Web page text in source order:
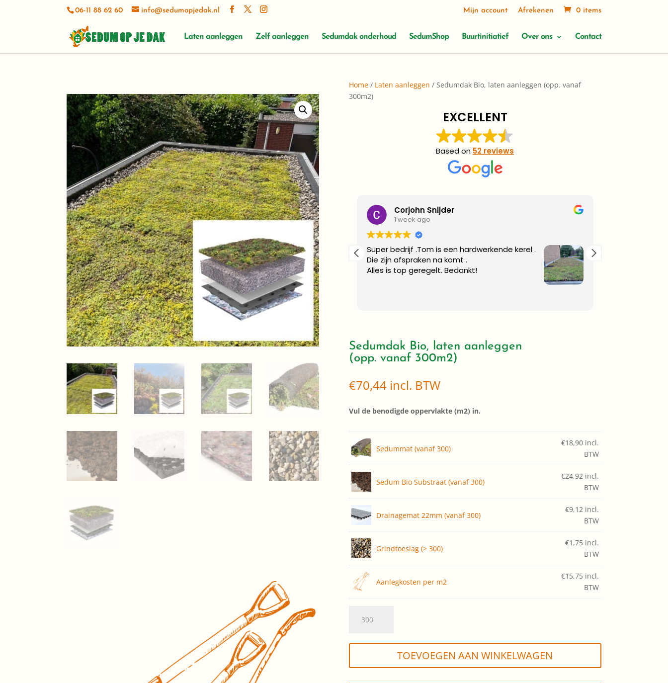
06-11 88 62 60 info@sedumopjedak.nl Mijn account Afrekenen 0 items
Laten aanleggen Zelf aanleggen Sedumdak onderhoud SedumShop Buurtinitiatief Over ons Contact
Home/ Laten aanleggen / Sedumdak Bio, laten aanleggen (opp. vanaf
300m2)
EXCELLENT
Based on 52 reviews
aan ons groendak.
en kon het op
extraatje. Zeker een
Marietta Keijzer
1 day ago
Leuke mannen, harde werkers en een prachtig
groen dak
Corjohn Snijder
1 week ago
Super bedrijf .Tom is een hardwerkende kerel .
Die zijn afspraken na komt .
Alles is top geregelt. Bedankt!
Sedumdak Bio, laten aanleggen
(opp. vanaf 300m2)
€70,44 incl. BTW
Vul de benodigde oppervlakte (m2) in.
Sedummat (vanaf 300)
€18,90 incl.
BTW
Sedum Bio Substraat (vanaf 300)
€24,92 incl.
BTW
Drainagemat 22mm (vanaf 300)
€9,12 incl.
BTW
Grindtoeslag (> 300)
€1,75 incl.
BTW
Aanlegkosten per m2
€15,75 incl.
BTW
Bio,
aanleggen
vanaf
TOEVOEGEN AAN WINKELWAGEN